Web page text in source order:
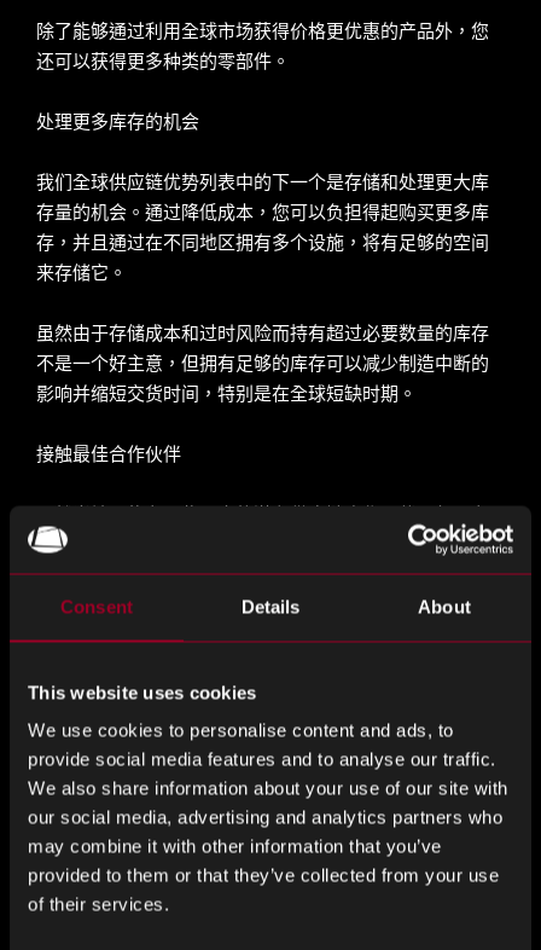
Consent Details About
This website uses cookies
We use cookies to personalise content and ads, to
provide social media features and to analyse our traffic.
We also share information about your use of our site with
our social media, advertising and analytics partners who
may combine it with other information that you’ve
provided to them or that they’ve collected from your use
of their services.
除了能够通过利用全球市场获得价格更优惠的产品外，您
还可以获得更多种类的零部件。
处理更多库存的机会
我们全球供应链优势列表中的下一个是存储和处理更大库
存量的机会。通过降低成本，您可以负担得起购买更多库
存，并且通过在不同地区拥有多个设施，将有足够的空间
来存储它。
虽然由于存储成本和过时风险而持有超过必要数量的库存
不是一个好主意，但拥有足够的库存可以减少制造中断的
影响并缩短交货时间，特别是在全球短缺时期。
接触最佳合作伙伴
通过全球多元化，您才能从进入供应商和供应链合作伙伴
的完整市场中受益。
除了能够接触到最好的潜在合作伙伴外，其他供应商也更
你有很多选择。即使是现有的合作伙伴也可能愿意重新谈
判您的交易，如果他们知道您愿意使您的供应链多样化，
因为他们希望保留您的业务。
采购组件的更多选项
正如冠状病毒大流行所证明的那样，中断可以很快切断我
们对我们认为理所当然的东西的访问，例如供应商甚至现